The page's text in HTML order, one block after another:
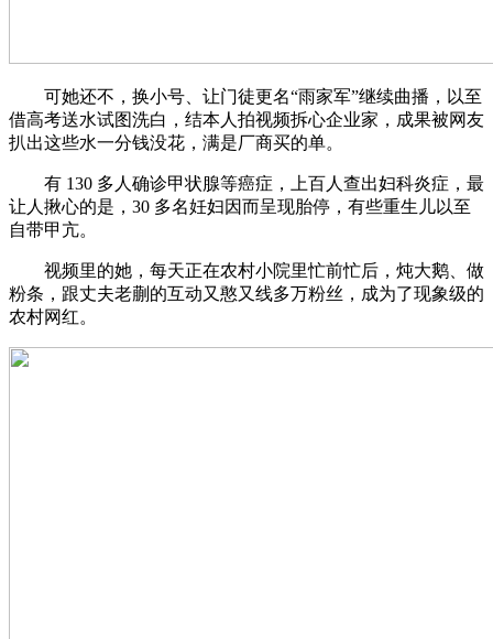
可她还不，换小号、让门徒更名“雨家军”继续曲播，以至
借高考送水试图洗白，结本人拍视频拆心企业家，成果被网友
扒出这些水一分钱没花，满是厂商买的单。
有 130 多人确诊甲状腺等癌症，上百人查出妇科炎症，最
让人揪心的是，30 多名妊妇因而呈现胎停，有些重生儿以至
自带甲亢。
视频里的她，每天正在农村小院里忙前忙后，炖大鹅、做
粉条，跟丈夫老蒯的互动又憨又线多万粉丝，成为了现象级的
农村网红。